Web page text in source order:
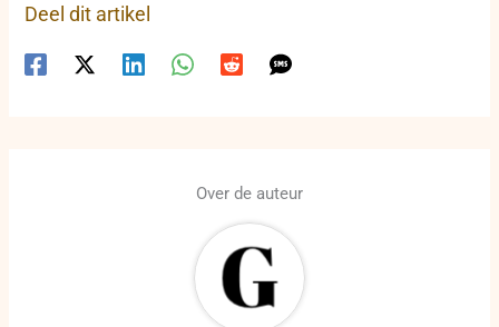
Deel dit artikel
Over de auteur